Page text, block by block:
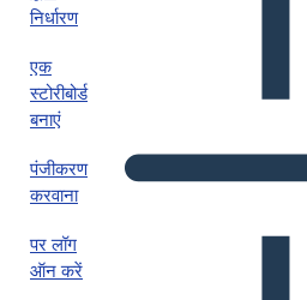
निर्धारण
एक
स्टोरीबोर्ड
बनाएं
पंजीकरण
करवाना
पर लॉग
ऑन करें